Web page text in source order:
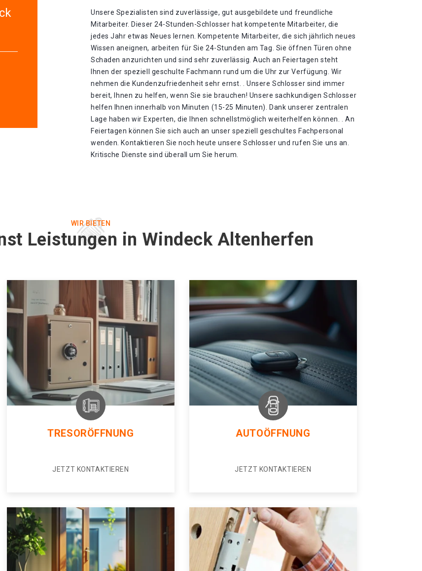
Unsere Spezialisten sind zuverlässige, gut ausgebildete und freundliche
Mitarbeiter. Dieser 24-Stunden-Schlosser hat kompetente Mitarbeiter, die
jedes Jahr etwas Neues lernen. Kompetente Mitarbeiter, die sich jährlich neues
Wissen aneignen, arbeiten für Sie 24-Stunden am Tag. Sie öffnen Türen ohne
Schaden anzurichten und sind sehr zuverlässig. Auch an Feiertagen steht
Ihnen der speziell geschulte Fachmann rund um die Uhr zur Verfügung. Wir
nehmen die Kundenzufriedenheit sehr ernst. . Unsere Schlosser sind immer
bereit, Ihnen zu helfen, wenn Sie sie brauchen! Unsere sachkundigen Schlosser
helfen Ihnen innerhalb von Minuten (15-25 Minuten). Dank unserer zentralen
Lage haben wir Experten, die Ihnen schnellstmöglich weiterhelfen können. . An
Feiertagen können Sie sich auch an unser speziell geschultes Fachpersonal
wenden. Kontaktieren Sie noch heute unsere Schlosser und rufen Sie uns an.
Kritische Dienste sind überall um Sie herum.
WIR BIETEN
Leistungen in Windeck Altenherfen
TRESORÖFFNUNG
JETZT KONTAKTIEREN
AUTOÖFFNUNG
JETZT KONTAKTIEREN